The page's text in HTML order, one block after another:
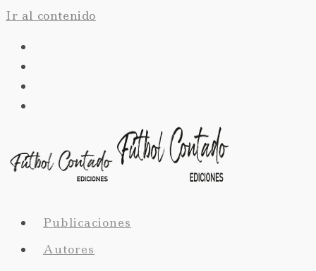
Ir al contenido
Publicaciones
Autores